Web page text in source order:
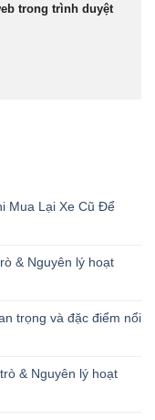
trong trình duyệt
Mua Lại Xe Cũ Để
& Nguyên lý hoạt
trọng và đặc điểm nổi
& Nguyên lý hoạt